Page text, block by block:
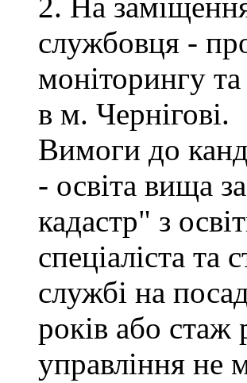
службовця -
моніторингу
в м. Чернігові.
Вимоги до
- освіта вища
кадастр" з
спеціаліста
службі на
років або
управління не